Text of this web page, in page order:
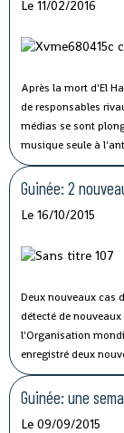
Le 11/02/2016
Après la mort d'El
de responsables
médias se sont
musique seule à
sur les pages
ont respecté le mot
Guinée: 2
Le 16/10/2015
Deux nouveaux cas
détecté de
l'Organisation
enregistré deux
porte-parole de
Guinée: une
Le 09/09/2015